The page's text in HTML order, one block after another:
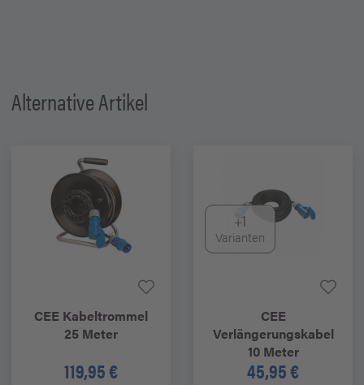
Alternative Artikel
CEE Kabeltrommel
25 Meter
119,95 €
+1
Varianten
CEE
Verlängerungskabel
10 Meter
45,95 €